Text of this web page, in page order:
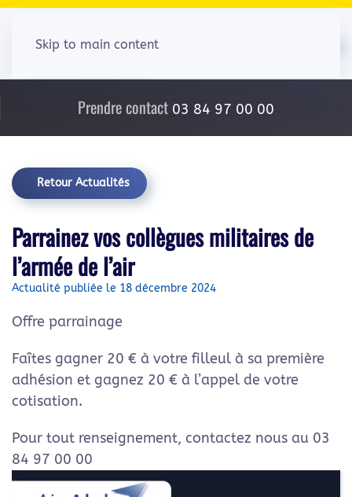
Skip to main content
Prendre contact 03 84 97 00 00
Retour Actualités
Parrainez vos collègues militaires de
l’armée de l’air
Actualité publiée le 18 décembre 2024
Offre parrainage
Faîtes gagner 20 € à votre filleul à sa première
adhésion et gagnez 20 € à l’appel de votre
cotisation.
Pour tout renseignement, contactez nous au 03
84 97 00 00